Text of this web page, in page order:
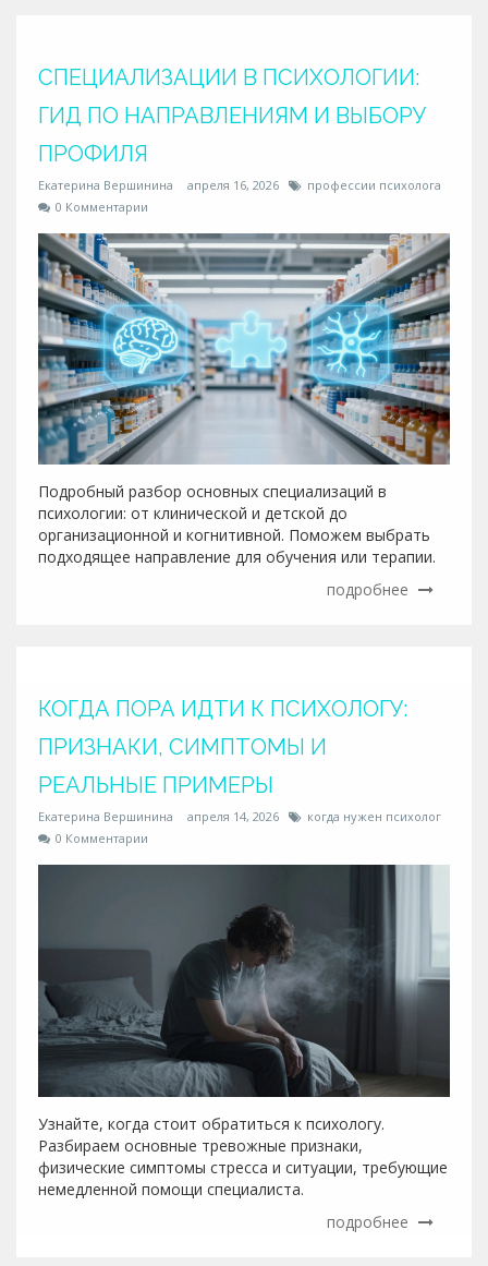
СПЕЦИАЛИЗАЦИИ В ПСИХОЛОГИИ:
ГИД ПО НАПРАВЛЕНИЯМ И ВЫБОРУ
ПРОФИЛЯ
Екатерина Вершинина апреля 16, 2026
профессии психолога
0 Комментарии
Подробный разбор основных специализаций в
психологии: от клинической и детской до
организационной и когнитивной. Поможем выбрать
подходящее направление для обучения или терапии.
подробнее
КОГДА ПОРА ИДТИ К ПСИХОЛОГУ:
ПРИЗНАКИ, СИМПТОМЫ И
РЕАЛЬНЫЕ ПРИМЕРЫ
Екатерина Вершинина апреля 14, 2026
когда нужен психолог
0 Комментарии
Узнайте, когда стоит обратиться к психологу.
Разбираем основные тревожные признаки,
физические симптомы стресса и ситуации, требующие
немедленной помощи специалиста.
подробнее